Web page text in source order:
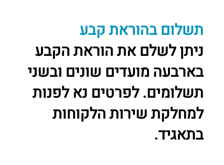
תשלום בהוראת קבע
ניתן לשלם את הוראת הקבע
בארבעה מועדים שונים ובשני
תשלומים. לפרטים נא לפנות
למחלקת שירות הלקוחות
בתאגיד.